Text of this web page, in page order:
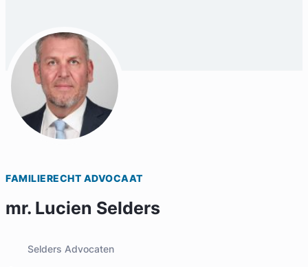
FAMILIERECHT ADVOCAAT
mr. Lucien Selders
Selders Advocaten